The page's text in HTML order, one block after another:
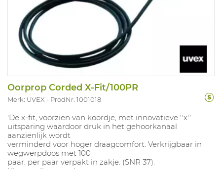
Oorprop Corded X-Fit/100PR
Merk: UVEX ProdNr. 1001018
'De x-fit, voorzien van koordje, met innovatieve ''x''
uitsparing waardoor druk in het gehoorkanaal
aanzienlijk wordt
verminderd voor hoger draagcomfort. Verkrijgbaar in
wegwerpdoos met 100
paar, per paar verpakt in zakje. (SNR 37).
Kleuren: lime, geel.